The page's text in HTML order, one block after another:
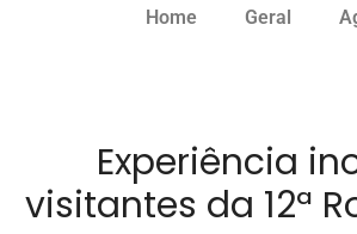
Home Geral
Experiência
visitantes da 12ª